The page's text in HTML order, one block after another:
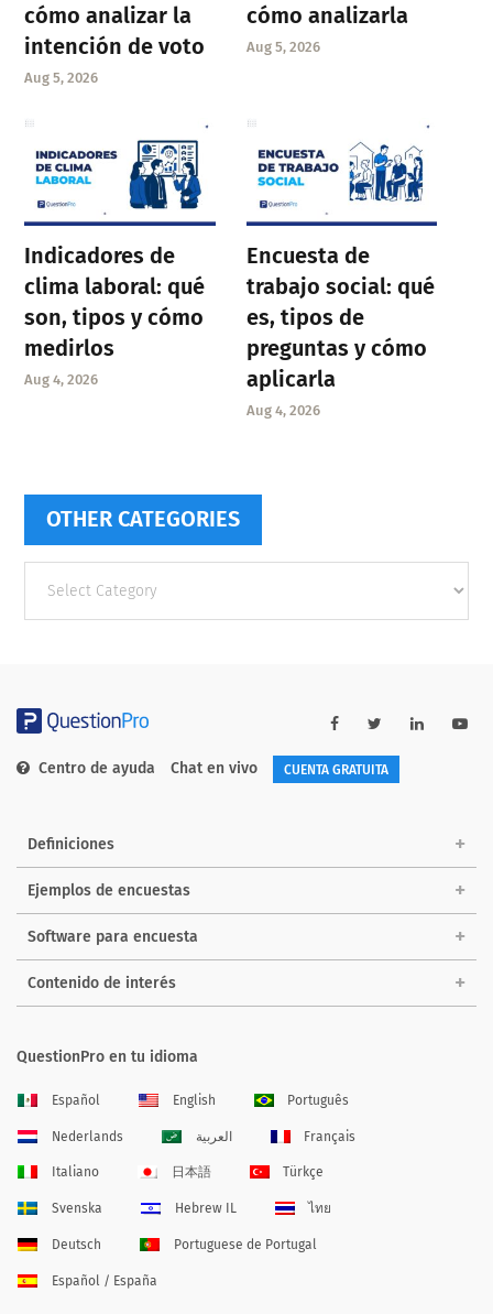
cómo analizar la
intención de voto
Aug 5, 2026
cómo analizarla
Aug 5, 2026
Indicadores de
clima laboral: qué
son, tipos y cómo
medirlos
Aug 4, 2026
Encuesta de
trabajo social: qué
es, tipos de
preguntas y cómo
aplicarla
Aug 4, 2026
OTHER CATEGORIES
categories
Centro de ayuda Chat en vivo CUENTA GRATUITA
Definiciones
Ejemplos de encuestas
Software para encuesta
Contenido de interés
QuestionPro en tu idioma
Español English Português
Nederlands العربية Français
Italiano 日本語 Türkçe
Svenska Hebrew IL ไทย
Deutsch Portuguese de Portugal
Español / España